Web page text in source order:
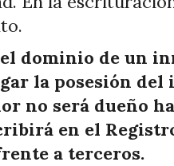
dominio de un
la posesión del
no será dueño
en el
a terceros.